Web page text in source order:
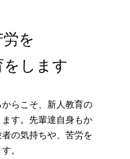
を
をします
らこそ、新人教育の
す。先輩達自身もか
の気持ちや、苦労を
。